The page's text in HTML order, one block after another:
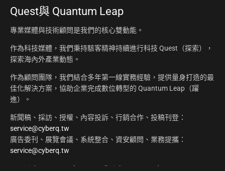
Quest與 Quantum Leap
專業媒體與技術顧問是我們的核心雙動能。
作為科技媒體，我們秉持駭客精神持續進行科技 Quest（探索），
探索海內外產業動態。
作為顧問團隊，我們結合多年第一線實務經驗，提供量身打造的最
佳化解決方案，協助企業完成數位轉型的 Quantum Leap（躍
進）。
新聞稿、採訪、授權、內容投訴、行銷合作、投稿刊登：
service@cyberq.tw
廣告委刊、展覽會議、系統整合、資安顧問、業務提攜：
service@cyberq.tw
Copyright ©2026 CyberQ.tw All Rights Reserved.